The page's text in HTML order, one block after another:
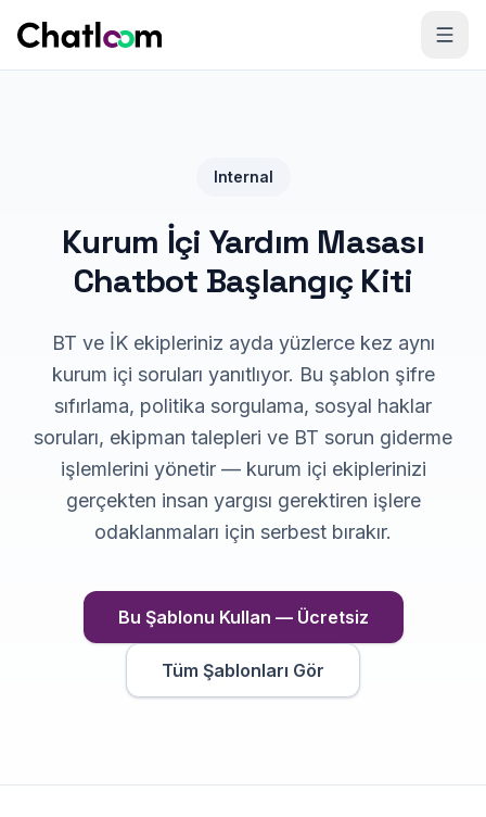
Internal
Kurum İçi Yardım Masası
Chatbot Başlangıç Kiti
BT ve İK ekipleriniz ayda yüzlerce kez aynı
kurum içi soruları yanıtlıyor. Bu şablon şifre
sıfırlama, politika sorgulama, sosyal haklar
soruları, ekipman talepleri ve BT sorun giderme
işlemlerini yönetir — kurum içi ekiplerinizi
gerçekten insan yargısı gerektiren işlere
odaklanmaları için serbest bırakır.
Bu Şablonu Kullan — Ücretsiz
Tüm Şablonları Gör